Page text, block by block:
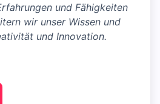
und Fähigkeiten
wir unser Wissen und
und Innovation.